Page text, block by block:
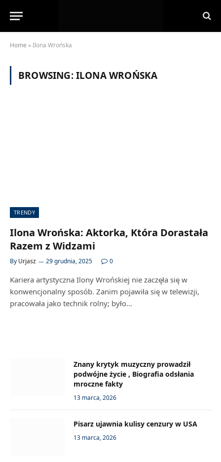
Home »Ilona Wrońska
BROWSING:ILONA WROŃSKA
TRENDY
Ilona Wrońska: Aktorka, Która Dorastała
Razem z Widzami
By Urjasz 29 grudnia, 2025 0
Kariera artystyczna Ilony Wrońskiej nie zaczęła się w
konwencjonalny sposób. Zanim pojawiła się w telewizji,
pracowała jako technik rolny; było…
Znany krytyk muzyczny prowadził
podwójne życie , Biografia odsłania
mroczne fakty
13 marca, 2026
Pisarz ujawnia kulisy cenzury w USA
13 marca, 2026